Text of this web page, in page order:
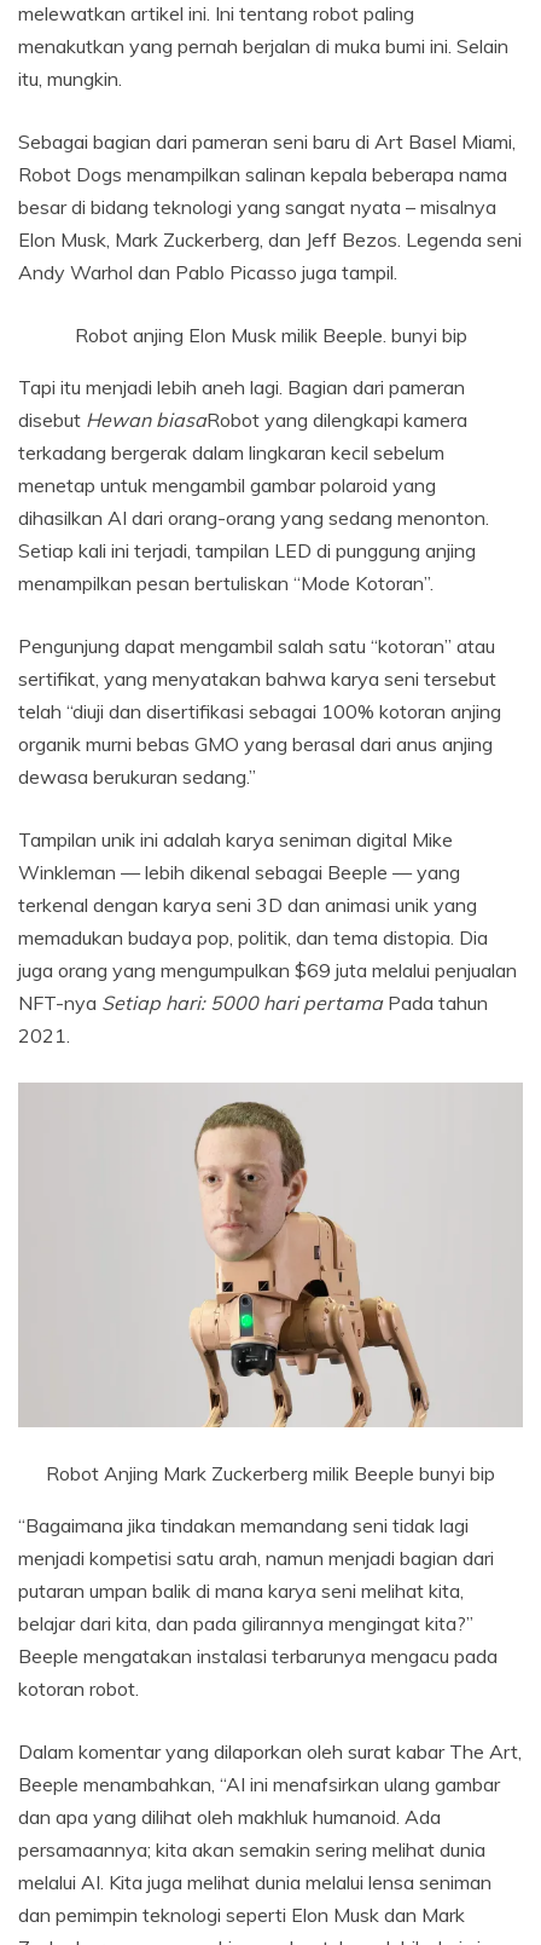
melewatkan artikel ini. Ini tentang robot paling
menakutkan yang pernah berjalan di muka bumi ini. Selain
itu, mungkin.
Sebagai bagian dari pameran seni baru di Art Basel Miami,
Robot Dogs menampilkan salinan kepala beberapa nama
besar di bidang teknologi yang sangat nyata – misalnya
Elon Musk, Mark Zuckerberg, dan Jeff Bezos. Legenda seni
Andy Warhol dan Pablo Picasso juga tampil.
Robot anjing Elon Musk milik Beeple. bunyi bip
Tapi itu menjadi lebih aneh lagi. Bagian dari pameran
disebut Hewan biasaRobot yang dilengkapi kamera
terkadang bergerak dalam lingkaran kecil sebelum
menetap untuk mengambil gambar polaroid yang
dihasilkan AI dari orang-orang yang sedang menonton.
Setiap kali ini terjadi, tampilan LED di punggung anjing
menampilkan pesan bertuliskan “Mode Kotoran”.
Pengunjung dapat mengambil salah satu “kotoran” atau
sertifikat, yang menyatakan bahwa karya seni tersebut
telah “diuji dan disertifikasi sebagai 100% kotoran anjing
organik murni bebas GMO yang berasal dari anus anjing
dewasa berukuran sedang.”
Tampilan unik ini adalah karya seniman digital Mike
Winkleman — lebih dikenal sebagai Beeple — yang
terkenal dengan karya seni 3D dan animasi unik yang
memadukan budaya pop, politik, dan tema distopia. Dia
juga orang yang mengumpulkan $69 juta melalui penjualan
NFT-nya Setiap hari: 5000 hari pertamaPada tahun
2021.
Robot Anjing Mark Zuckerberg milik Beeple bunyi bip
“Bagaimana jika tindakan memandang seni tidak lagi
menjadi kompetisi satu arah, namun menjadi bagian dari
putaran umpan balik di mana karya seni melihat kita,
belajar dari kita, dan pada gilirannya mengingat kita?”
Beeple mengatakan instalasi terbarunya mengacu pada
kotoran robot.
Dalam komentar yang dilaporkan oleh surat kabar The Art,
Beeple menambahkan, “AI ini menafsirkan ulang gambar
dan apa yang dilihat oleh makhluk humanoid. Ada
persamaannya; kita akan semakin sering melihat dunia
melalui AI. Kita juga melihat dunia melalui lensa seniman
dan pemimpin teknologi seperti Elon Musk dan Mark